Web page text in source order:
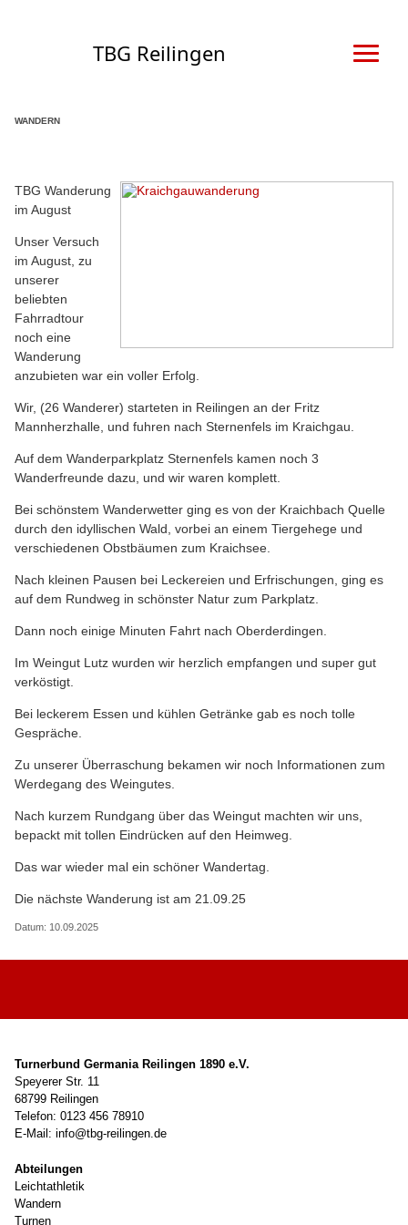
TBG Reilingen
WANDERN
TBG Wanderung
im August
Unser Versuch
im August, zu
unserer
beliebten
Fahrradtour
noch eine
Wanderung
anzubieten war ein voller Erfolg.
Wir, (26 Wanderer) starteten in Reilingen an der Fritz
Mannherzhalle, und fuhren nach Sternenfels im Kraichgau.
Auf dem Wanderparkplatz Sternenfels kamen noch 3
Wanderfreunde dazu, und wir waren komplett.
Bei schönstem Wanderwetter ging es von der Kraichbach Quelle
durch den idyllischen Wald, vorbei an einem Tiergehege und
verschiedenen Obstbäumen zum Kraichsee.
Nach kleinen Pausen bei Leckereien und Erfrischungen, ging es
auf dem Rundweg in schönster Natur zum Parkplatz.
Dann noch einige Minuten Fahrt nach Oberderdingen.
Im Weingut Lutz wurden wir herzlich empfangen und super gut
verköstigt.
Bei leckerem Essen und kühlen Getränke gab es noch tolle
Gespräche.
Zu unserer Überraschung bekamen wir noch Informationen zum
Werdegang des Weingutes.
Nach kurzem Rundgang über das Weingut machten wir uns,
bepackt mit tollen Eindrücken auf den Heimweg.
Das war wieder mal ein schöner Wandertag.
Die nächste Wanderung ist am 21.09.25
Datum: 10.09.2025
Turnerbund Germania Reilingen 1890 e.V.
Speyerer Str. 11
68799 Reilingen
Telefon: 0123 456 78910
E-Mail: info@tbg-reilingen.de
Abteilungen
Leichtathletik
Wandern
Turnen